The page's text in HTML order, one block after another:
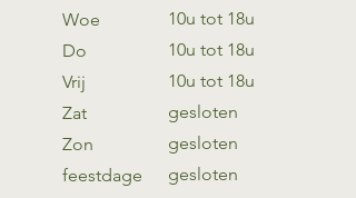
Woe
Do
Vrij
Zat
Zon
feestdage
10u tot 18u
10u tot 18u
10u tot 18u
gesloten
gesloten
gesloten